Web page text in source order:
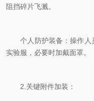
阻挡碎片飞溅。
个人防护装备：操作人
实验服，必要时加戴面罩。
2.关键附件加装：